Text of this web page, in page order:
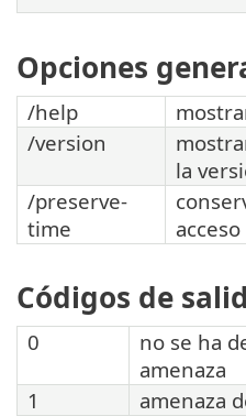
Opciones
/help
/version
la
/preserve-
time
acceso
Códigos de
0
no se ha
amenaza
1
amenaza